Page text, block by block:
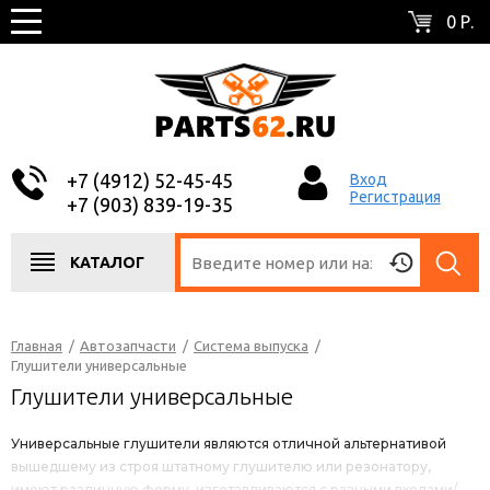
0 Р.
+7 (4912) 52-45-45
+7 (903) 839-19-35
Вход
Регистрация
КАТАЛОГ
Главная / Автозапчасти / Система выпуска /
Глушители универсальные
Глушители универсальные
Универсальные глушители являются отличной альтернативой
вышедшему из строя штатному глушителю или резонатору,